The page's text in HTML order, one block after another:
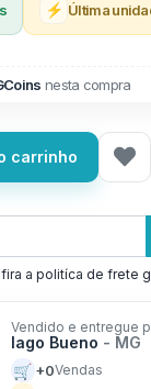
⚡ Última
nesta compra
carrinho
a politíca de frete
Vendido e entregue
Iago Bueno - MG
🛒 +0Vendas